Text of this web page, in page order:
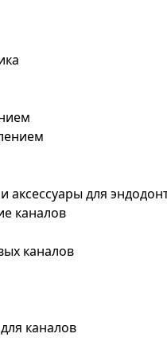
аксессуары для
каналов
каналов
каналов